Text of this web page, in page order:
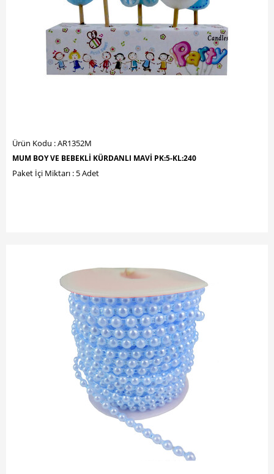
Ürün Kodu : AR1352M
MUM BOY VE BEBEKLİ KÜRDANLI MAVİ PK:5-KL:240
Paket İçi Miktarı : 5 Adet